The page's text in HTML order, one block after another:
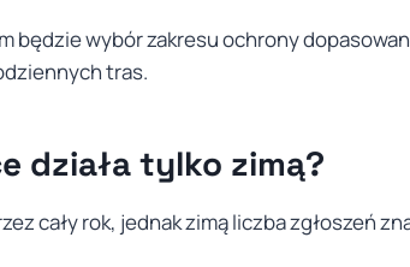
będzie wybór zakresu ochrony
tras.
działa tylko zimą?
cały rok, jednak zimą liczba zgłoszeń